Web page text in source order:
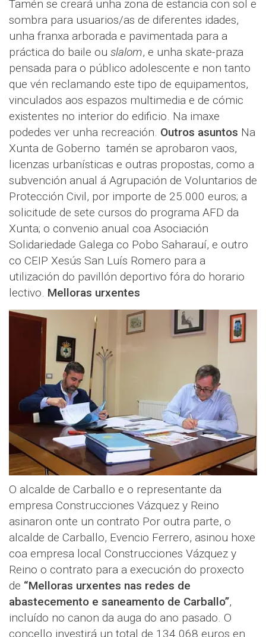
Tamén se creará unha zona de estancia con sol e
sombra para usuarios/as de diferentes idades,
unha franxa arborada e pavimentada para a
práctica do baile ou slalom, e unha skate-praza
pensada para o público adolescente e non tanto
que vén reclamando este tipo de equipamentos,
vinculados aos espazos multimedia e de cómic
existentes no interior do edificio. Na imaxe
podedes ver unha recreación. Outros asuntos Na
Xunta de Goberno tamén se aprobaron vaos,
licenzas urbanísticas e outras propostas, como a
subvención anual á Agrupación de Voluntarios de
Protección Civil, por importe de 25.000 euros; a
solicitude de sete cursos do programa AFD da
Xunta; o convenio anual coa Asociación
Solidariedade Galega co Pobo Saharauí, e outro
co CEIP Xesús San Luís Romero para a
utilización do pavillón deportivo fóra do horario
lectivo. Melloras urxentes
O alcalde de Carballo e o representante da
empresa Construcciones Vázquez y Reino
asinaron onte un contrato Por outra parte, o
alcalde de Carballo, Evencio Ferrero, asinou hoxe
coa empresa local Construcciones Vázquez y
Reino o contrato para a execución do proxecto
de “Melloras urxentes nas redes de
abastecemento e saneamento de Carballo”,
incluído no canon da auga do ano pasado. O
concello investirá un total de 134.068 euros en